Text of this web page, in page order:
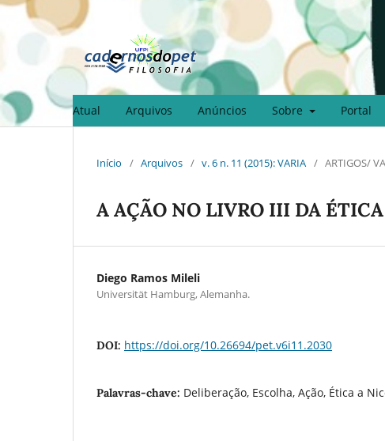
Atual Arquivos Anúncios Sobre Portal
Início / Arquivos / v. 6 n. 11 (2015): VARIA / ARTIGOS/
A AÇÃO NO LIVRO III DA
Diego Ramos Mileli
Universität Hamburg, Alemanha.
DOI: https://doi.org/10.26694/pet.v6i11.2030
Palavras-chave: Deliberação, Escolha, Ação, Ética a